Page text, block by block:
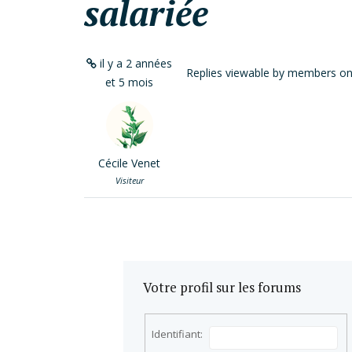
salariée
il y a 2 années
et 5 mois
Cécile Venet
Visiteur
Replies viewable by members
Votre profil sur les forums
Identifiant: